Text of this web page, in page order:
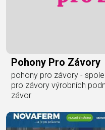
Pohony Pro Závory
pohony pro závory -
pro závory výrobních
závor